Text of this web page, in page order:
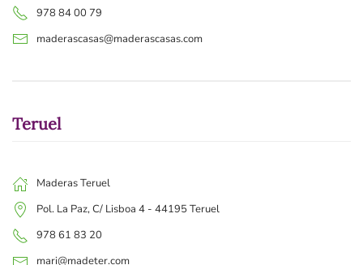
978 84 00 79
maderascasas@maderascasas.com
Teruel
Maderas Teruel
Pol. La Paz, C/ Lisboa 4 - 44195 Teruel
978 61 83 20
mari@madeter.com